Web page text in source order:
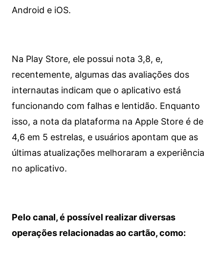
Android e iOS.
Na Play Store, ele possui nota 3,8, e,
recentemente, algumas das avaliações dos
internautas indicam que o aplicativo está
funcionando com falhas e lentidão. Enquanto
isso, a nota da plataforma na Apple Store é de
4,6 em 5 estrelas, e usuários apontam que as
últimas atualizações melhoraram a experiência
no aplicativo.
Pelo canal, é possível realizar diversas
operações relacionadas ao cartão, como: